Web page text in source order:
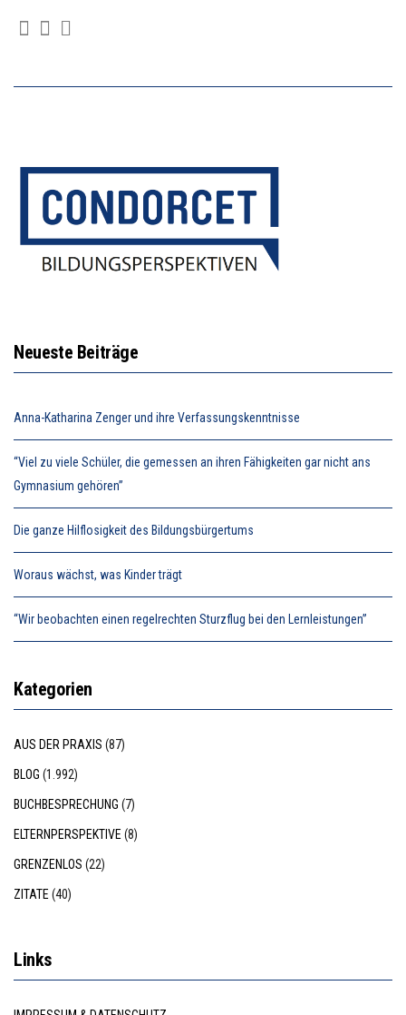
Neueste Beiträge
Anna-Katharina Zenger und ihre Verfassungskenntnisse
“Viel zu viele Schüler, die gemessen an ihren Fähigkeiten gar nicht ans
Gymnasium gehören”
Die ganze Hilflosigkeit des Bildungsbürgertums
Woraus wächst, was Kinder trägt
“Wir beobachten einen regelrechten Sturzflug bei den Lernleistungen”
Kategorien
AUS DER PRAXIS (87)
BLOG (1.992)
BUCHBESPRECHUNG (7)
ELTERNPERSPEKTIVE(8)
GRENZENLOS (22)
ZITATE(40)
Links